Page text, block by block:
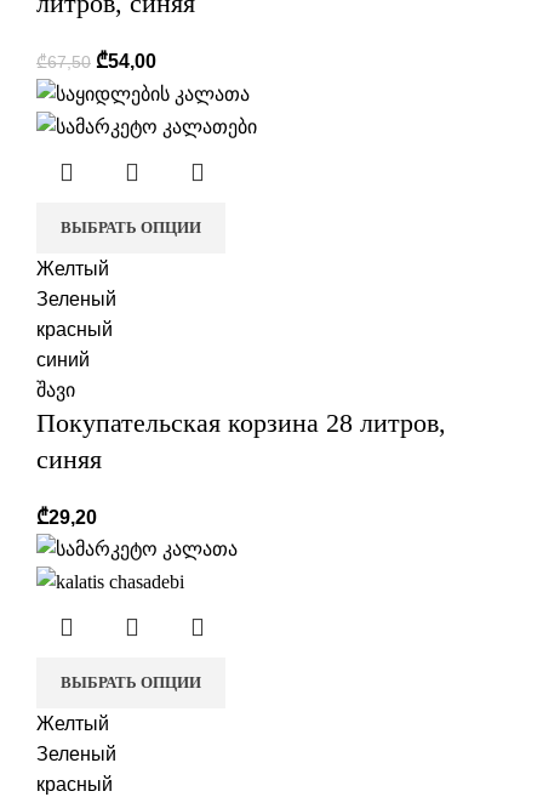
₾67,50 ₾54,00
ВЫБРАТЬ ОПЦИИ
Желтый
Зеленый
красный
синий
შავი
Покупательская корзина 28 литров,
синяя
₾29,20
ВЫБРАТЬ ОПЦИИ
Желтый
Зеленый
красный